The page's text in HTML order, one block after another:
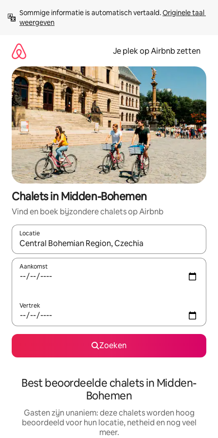
direct
naar
Sommige informatie is automatisch vertaald. Originele taal
weergeven
Je plek op Airbnb zetten
Chalets in Midden-Bohemen
Vind en boek bijzondere chalets op Airbnb
Locatie
Wanneer er resultaten beschikbaar zijn, maak je een keuze
Aankomst
Vertrek
Zoeken
Best beoordeelde chalets in Midden-
Bohemen
Gasten zijn unaniem: deze chalets worden hoog
beoordeeld voor hun locatie, netheid en nog veel
meer.